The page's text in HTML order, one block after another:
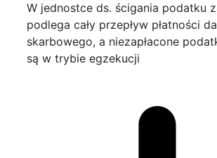
W jednostce ds. ścigania podatku
podlega cały przepływ płatności
skarbowego, a niezapłacone
są w trybie egzekucji